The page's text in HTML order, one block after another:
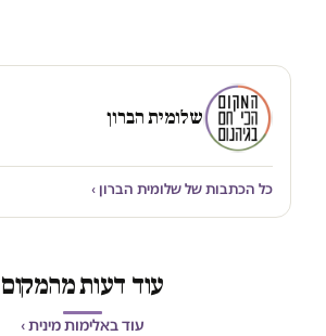
שלומית הברון
כל הכתבות של שלומית הברון ›
עוד דעות מהמקום
עוד באלימות מינית ›